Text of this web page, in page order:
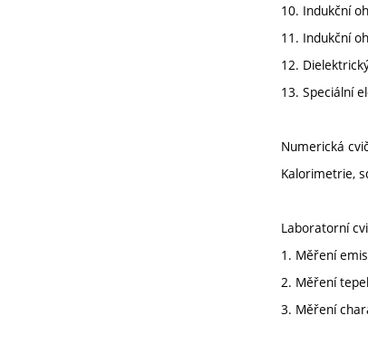
10. Indukční
11. Indukční
12.
13. Speciální
Numerická
Kalorimetrie,
Laboratorní
1. Měření
2. Měření
3. Měření